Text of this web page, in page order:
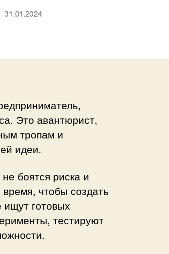
31.01.2024
Это авантюрист,
тропам и
идеи.
боятся риска и
чтобы создать
готовых
тестируют